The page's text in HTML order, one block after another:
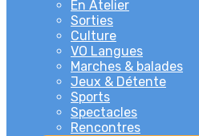
En Atelier
Sorties
Culture
VO Langues
Marches & balades
Jeux & Détente
Sports
Spectacles
Rencontres